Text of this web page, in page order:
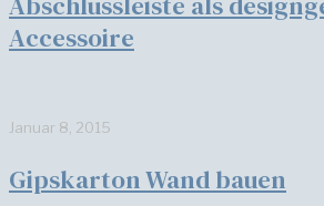
Accessoire
Januar 8, 2015
Gipskarton Wand bauen